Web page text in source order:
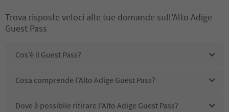
Trova risposte veloci alle tue domande sull'Alto Adige
Guest Pass
Cos’è il Guest Pass?
Cosa comprende l’Alto Adige Guest Pass?
Dove è possibile ritirare l'Alto Adige Guest Pass?